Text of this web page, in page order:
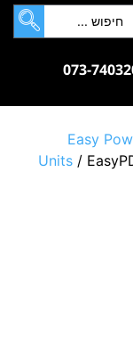
073-
Easy
Units /